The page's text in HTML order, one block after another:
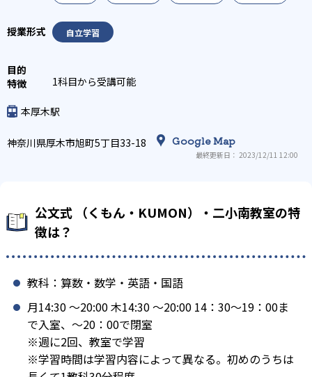
自立学習
1科目から受講可能
本厚木駅
神奈川県厚木市旭町5丁目33-18 Google Map
最終更新日： 2023/12/11 12:00
公文式 （くもん・KUMON）・二小南教室の特
徴は？
教科：算数・数学・英語・国語
月14:30 〜20:00 木14:30 〜20:00 14：30～19：00ま
で入室、～20：00で閉室
※週に2回、教室で学習
※学習時間は学習内容によって異なる。初めのうちは